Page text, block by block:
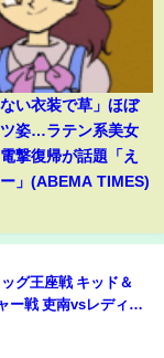
ない衣装で草」ほぼ
姿…ラテン系美女
撃復帰が話題「え
」(ABEMA TIMES)
グ王座戦 キッド＆
ー戦 吏南vsレディ・